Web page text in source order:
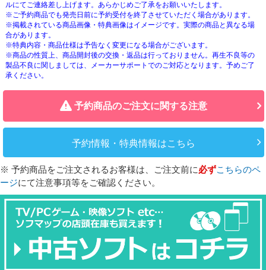
ルにてご連絡差し上げます。あらかじめご了承をお願いいたします。
※ご予約商品でも発売日前に予約受付を終了させていただく場合があります。
※掲載されている商品画像・特典画像はイメージです。実際の商品と異なる場
合があります。
※特典内容・商品仕様は予告なく変更になる場合がございます。
※商品の性質上、商品開封後の交換・返品は行っておりません。再生不良等の
製品不良に関しましては、メーカーサポートでのご対応となります。予めご了
承ください。
予約商品のご注文に関する注意
予約情報・特典情報はこちら
※ 予約商品をご注文されるお客様は、ご注文前に必ずこちらのペ
ージにて注意事項等をご確認ください。